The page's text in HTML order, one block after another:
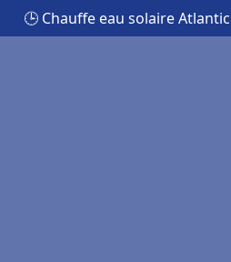
🕒 Chauffe eau solaire